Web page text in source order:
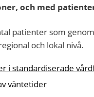
och med
patienter som
och lokal nivå.
i standardiserade
väntetider